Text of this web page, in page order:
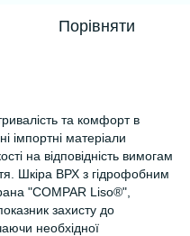
Порівняти
та комфорт в
імпортні матеріали
на відповідність вимогам
Шкіра ВРХ з гідрофобним
"COMPAR Liso®",
захисту до
необхідної